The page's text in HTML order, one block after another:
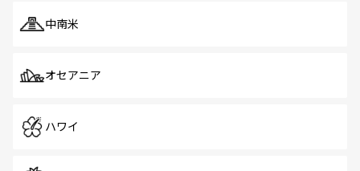
中南米
オセアニア
ハワイ